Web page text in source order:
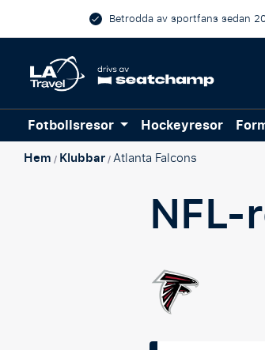
Betrodda av sportfans sedan
Fotbollsresor Hockeyresor
Hem/Klubbar/Atlanta Falcons
NFL-